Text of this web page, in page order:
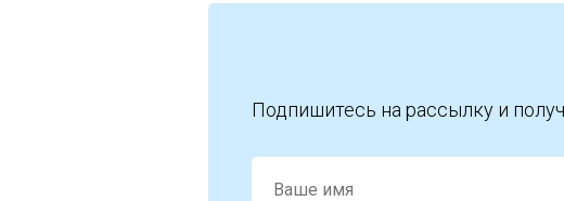
Подпишитесь на рассылку и